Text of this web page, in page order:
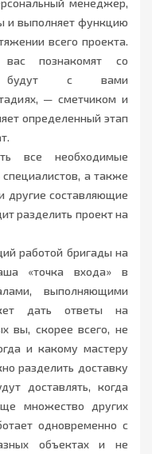
менеджер,
и выполняет функцию
всего проекта.
вас познакомят со
будут с вами
— сметчиком и
определенный этап
все необходимые
а также
другие составляющие
разделить проект на
работой бригады на
«точка входа» в
выполняющими
дать ответы на
вы, скорее всего, не
и какому мастеру
разделить доставку
доставлять, когда
множество других
одновременно с
объектах и не